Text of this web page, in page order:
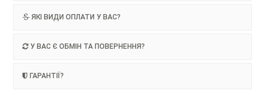
ЯКІ ВИДИ ОПЛАТИ У ВАС?
У ВАС Є ОБМІН ТА ПОВЕРНЕННЯ?
ГАРАНТІЇ?